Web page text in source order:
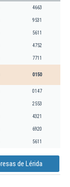
4663
9531
5611
4752
7711
0150
0147
2553
4321
6920
5611
de Lérida